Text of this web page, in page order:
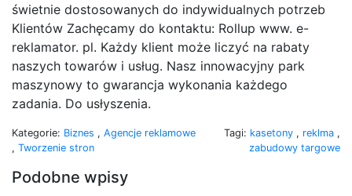
świetnie dostosowanych do indywidualnych potrzeb
Klientów Zachęcamy do kontaktu: Rollup www. e-
reklamator. pl. Każdy klient może liczyć na rabaty
naszych towarów i usług. Nasz innowacyjny park
maszynowy to gwarancja wykonania każdego
zadania. Do usłyszenia.
Kategorie: Biznes , Agencje reklamowe
, Tworzenie stron
Tagi: kasetony , reklma ,
zabudowy targowe
Podobne wpisy